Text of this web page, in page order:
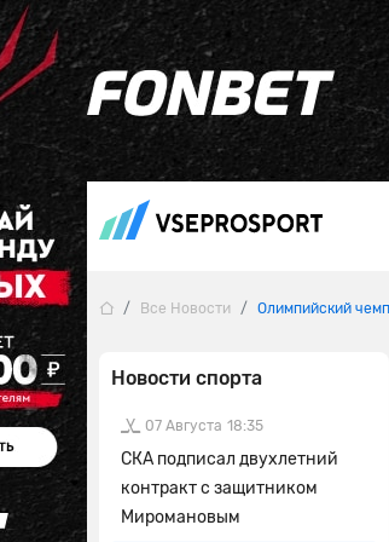
Все Новости Олимпийский
Новости спорта
07 Августа 18:35
СКА подписал двухлетний
контракт с защитником
Миромановым